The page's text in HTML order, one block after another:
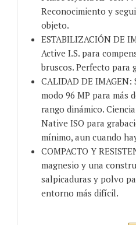
Reconocimiento y
objeto.
ESTABILIZACIÓN DE
Active I.S. para
bruscos. Perfecto para
CALIDAD DE IMAGEN:
modo 96 MP para más
rango dinámico.
Native ISO para
mínimo, aun cuando
COMPACTO Y
magnesio y una
salpicaduras y polvo
entorno más difícil.